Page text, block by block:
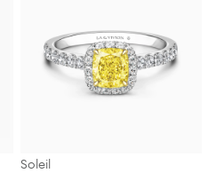
Soleil